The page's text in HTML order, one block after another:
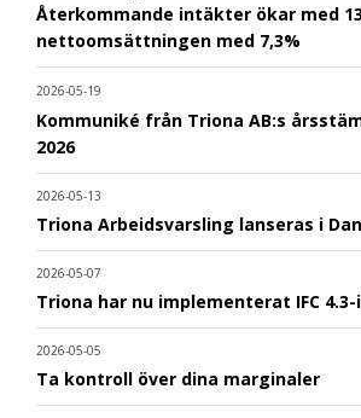
Återkommande intäkter ökar med
nettoomsättningen med 7,3%
2026-05-19
Kommuniké från Triona AB:s
2026
2026-05-13
Triona Arbeidsvarsling lanseras i
2026-05-07
Triona har nu implementerat IFC
2026-05-05
Ta kontroll över dina marginaler